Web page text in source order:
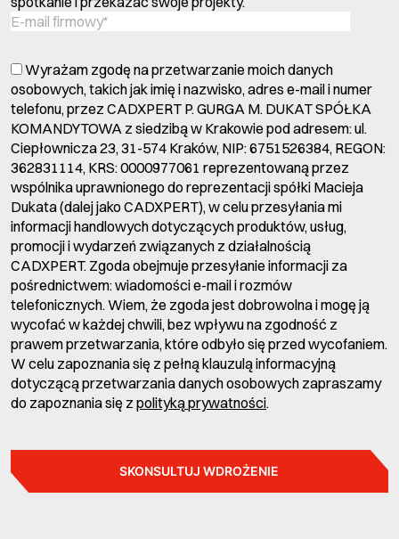
Wyrażam zgodę na przetwarzanie moich danych
osobowych, takich jak imię i nazwisko, adres e-mail i numer
telefonu, przez CADXPERT P. GURGA M. DUKAT SPÓŁKA
KOMANDYTOWA z siedzibą w Krakowie pod adresem: ul.
Ciepłownicza 23, 31-574 Kraków, NIP: 6751526384, REGON:
362831114, KRS: 0000977061 reprezentowaną przez
wspólnika uprawnionego do reprezentacji spółki Macieja
Dukata (dalej jako CADXPERT), w celu przesyłania mi
informacji handlowych dotyczących produktów, usług,
promocji i wydarzeń związanych z działalnością
CADXPERT. Zgoda obejmuje przesyłanie informacji za
pośrednictwem: wiadomości e-mail i rozmów
telefonicznych. Wiem, że zgoda jest dobrowolna i mogę ją
wycofać w każdej chwili, bez wpływu na zgodność z
prawem przetwarzania, które odbyło się przed wycofaniem.
W celu zapoznania się z pełną klauzulą informacyjną
dotyczącą przetwarzania danych osobowych zapraszamy
do zapoznania się z polityką prywatności.
SKONSULTUJ WDROŻENIE